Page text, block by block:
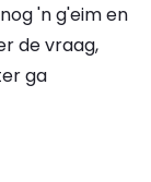
'n g'eim en
de vraag,
ga